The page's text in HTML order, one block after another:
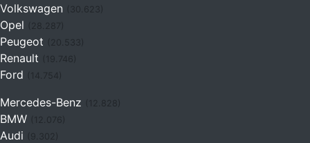
Volkswagen (30.623)
Opel
Peugeot
Renault (19.746)
Ford (14.754)
Mercedes-Benz
BMW (12.076)
Audi